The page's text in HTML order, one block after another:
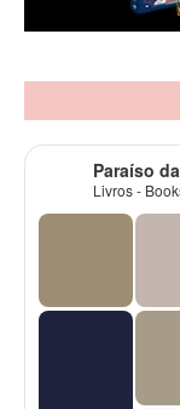
Paraíso
Livros -